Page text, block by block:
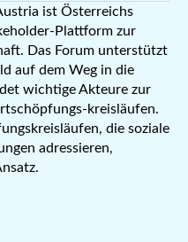
ist Österreichs
Plattform zur
Das Forum unterstützt
auf dem Weg in die
wichtige Akteure zur
kreisläufen.
die soziale
adressieren,